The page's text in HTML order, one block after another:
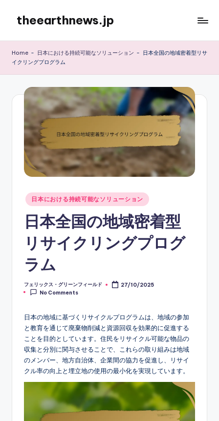
content
theearthnews.jp
Home - 日本における持続可能なソリューション - 日本全国の地域密着型リサ
イクリングプログラム
Posted
in
日本における持続可能なソリューション
日本全国の地域密着型
リサイクリングプログ
ラム
Posted
by
フェリックス・グリーンフィールド
27/10/2025
No Comments
日本の地域に基づくリサイクルプログラムは、地域の参加
と教育を通じて廃棄物削減と資源回収を効果的に促進する
ことを目的としています。住民をリサイクル可能な物品の
収集と分別に関与させることで、これらの取り組みは地域
のメンバー、地方自治体、企業間の協力を促進し、リサイ
クル率の向上と埋立地の使用の最小化を実現しています。